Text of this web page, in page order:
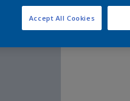
Accept All Cookies